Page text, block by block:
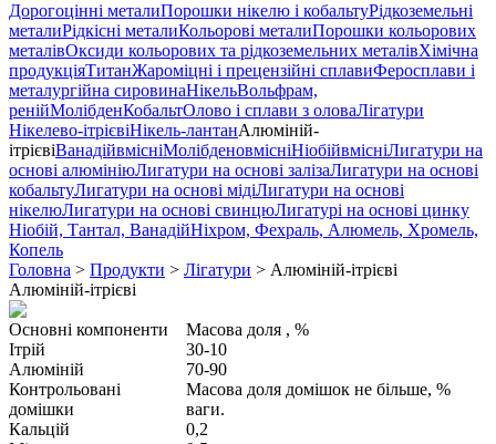
Дорогоцінні металиПорошки нікелю і кобальтуРідкоземельні
металиРідкісні металиКольорові металиПорошки кольорових
металівОксиди кольорових та рідкоземельних металівХімічна
продукціяТитанЖароміцні і прецензійні сплавиФеросплави і
металургійна сировинаНікельВольфрам,
ренійМолібденКобальтОлово і сплави з оловаЛігатури
Нікелево-ітрієвіНікель-лантанАлюміній-
ітрієвіВанадійвмісніМолібденовмісніНіобійвмісніЛигатури на
основі алюмініюЛигатури на основі залізаЛигатури на основі
кобальтуЛигатури на основі мідіЛигатури на основі
нікелюЛигатури на основі свинцюЛигатурі на основі цинку
Ніобій, Тантал, ВанадійНіхром, Фехраль, Алюмель, Хромель,
Копель
Головна > Продукти > Лігатури > Алюміній-ітрієві
Алюміній-ітрієві
Основні компоненти
Масова доля , %
Ітрій
30-10
Алюміній
70-90
Контрольовані
домішки
Масова доля домішок не більше, %
ваги.
Кальцій
0,2